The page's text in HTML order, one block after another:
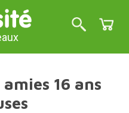
16 ans